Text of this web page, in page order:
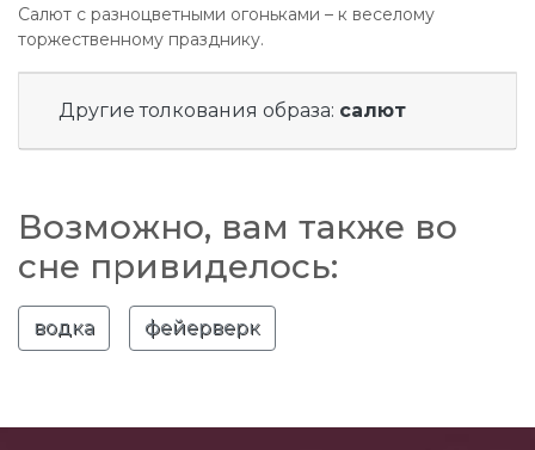
Салют с разноцветными огоньками – к веселому
торжественному празднику.
Другие толкования образа: салют
Возможно, вам также во
сне привиделось:
водка фейерверк